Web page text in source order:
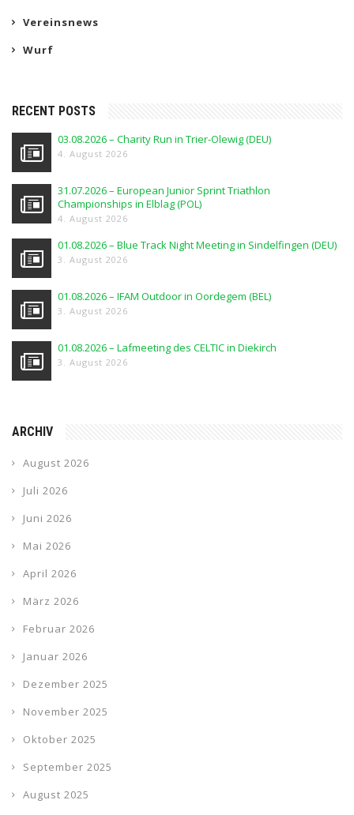
Vereinsnews
Wurf
RECENT POSTS
03.08.2026 – Charity Run in Trier-Olewig (DEU)
4. August 2026
31.07.2026 – European Junior Sprint Triathlon
Championships in Elblag (POL)
4. August 2026
01.08.2026 – Blue Track Night Meeting in Sindelfingen (DEU)
3. August 2026
01.08.2026 – IFAM Outdoor in Oordegem (BEL)
3. August 2026
01.08.2026 – Lafmeeting des CELTIC in Diekirch
3. August 2026
ARCHIV
August 2026
Juli 2026
Juni 2026
Mai 2026
April 2026
März 2026
Februar 2026
Januar 2026
Dezember 2025
November 2025
Oktober 2025
September 2025
August 2025